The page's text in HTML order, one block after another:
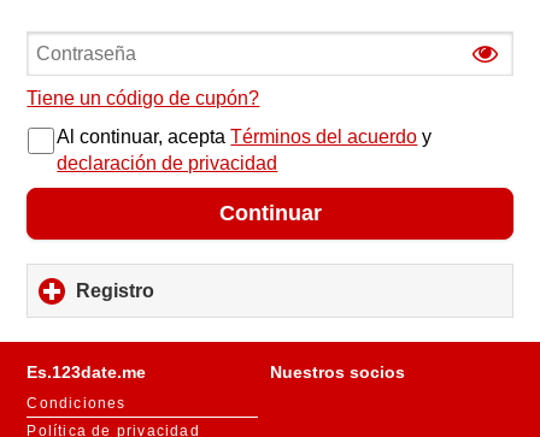
Tiene un código de cupón?
Al continuar, aceptaTérminos del acuerdo y
declaración de privacidad
Continuar
Registro
to
expand
Es.123date.me
Condiciones
Política de privacidad
Nuestros socios